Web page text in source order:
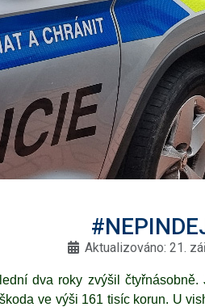
Aktualizováno: 21.
dva roky zvýšil
ve výši 161 tisíc korun. U